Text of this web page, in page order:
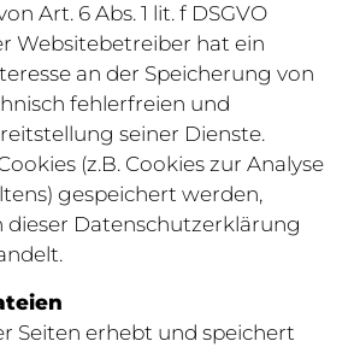
Art. 6 Abs. 1 lit. f DSGVO
Websitebetreiber hat ein
an der Speicherung von
fehlerfreien und
seiner Dienste.
(z.B. Cookies zur Analyse
gespeichert werden,
dieser Datenschutzerklärung
Seiten erhebt und speichert